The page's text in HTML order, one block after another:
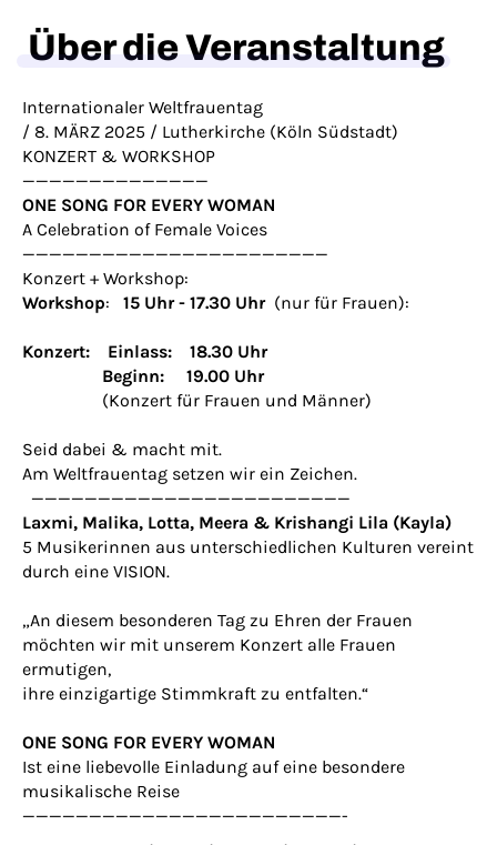
Über die Veranstaltung
Internationaler Weltfrauentag
/ 8. MÄRZ 2025 / Lutherkirche (Köln Südstadt)
KONZERT & WORKSHOP
——————————————
ONE SONG FOR EVERY WOMAN
A Celebration of Female Voices
———————————————————————
Konzert + Workshop:
Workshop: 15 Uhr - 17.30 Uhr (nur für Frauen):
Konzert: Einlass: 18.30 Uhr
Beginn: 19.00 Uhr
(Konzert für Frauen und Männer)
Seid dabei & macht mit.
Am Weltfrauentag setzen wir ein Zeichen.
————————————————————————
Laxmi, Malika, Lotta, Meera & Krishangi Lila (Kayla)
5 Musikerinnen aus unterschiedlichen Kulturen vereint
durch eine VISION.
„An diesem besonderen Tag zu Ehren der Frauen
möchten wir mit unserem Konzert alle Frauen
ermutigen,
ihre einzigartige Stimmkraft zu entfalten.“
ONE SONG FOR EVERY WOMAN
Ist eine liebevolle Einladung auf eine besondere
musikalische Reise
————————————————————————-